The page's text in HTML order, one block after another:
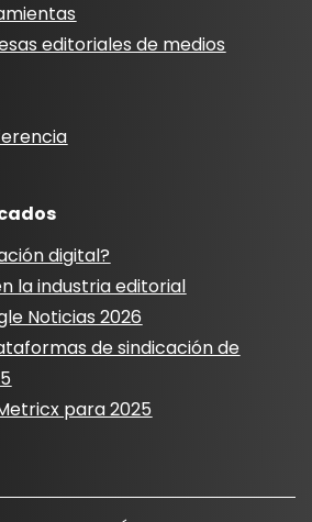
editoriales de medios
digital?
la industria editorial
Noticias 2026
de sindicación de
para 2025